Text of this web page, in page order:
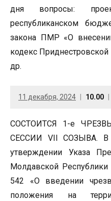
дня вопросы:
республиканском
закона ПМР «О
кодекс
др.
11 декабря, 2024 10.00
СОСТОИТСЯ 1-е
СЕССИИ VII СОЗЫВА. В
утверждении Указа
Молдавской
542 «О введении
положения на